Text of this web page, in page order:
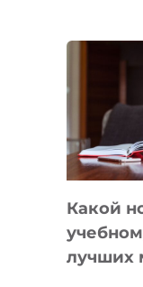
Какой
лучших